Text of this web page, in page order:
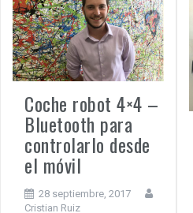
Coche robot 4×4 –
Bluetooth para
controlarlo desde
el móvil
28 septiembre, 2017
Cristian Ruiz